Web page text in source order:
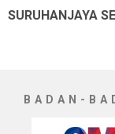
SURUHANJAYA
BADAN-